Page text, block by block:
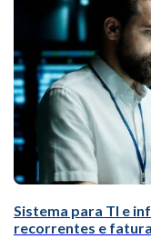
Sistema para TI e
recorrentes e